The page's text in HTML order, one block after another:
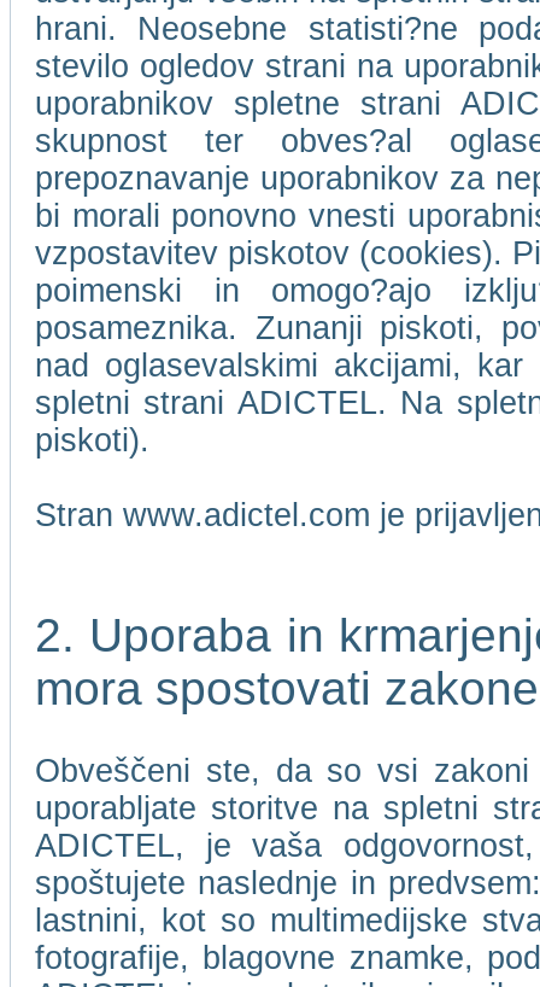
hrani. Neosebne statisti?ne
stevilo ogledov strani na
uporabnikov spletne strani
skupnost ter obves?al
prepoznavanje uporabnikov za
bi morali ponovno vnesti
vzpostavitev piskotov (cookies).
poimenski in omogo?ajo
posameznika. Zunanji piskoti,
nad oglasevalskimi akcijami,
spletni strani ADICTEL. Na
piskoti).
Stran www.adictel.com je
2. Uporaba in
mora spostovati
Obveščeni ste, da so vsi
uporabljate storitve na spletni
ADICTEL, je vaša
spoštujete naslednje in
lastnini, kot so multimedijske
fotografije, blagovne znamke,